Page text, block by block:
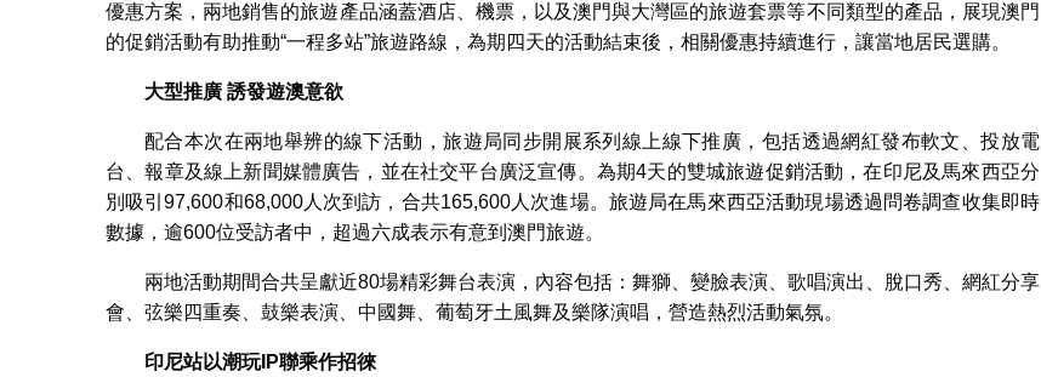
優惠方案，兩地銷售的旅遊產品涵蓋酒店、機票，以及澳門與大灣區的旅遊套票等不同類型的產品，展現澳門
的促銷活動有助推動“一程多站”旅遊路線，為期四天的活動結束後，相關優惠持續進行，讓當地居民選購。
大型推廣 誘發遊澳意欲
配合本次在兩地舉辨的線下活動，旅遊局同步開展系列線上線下推廣，包括透過網紅發布軟文、投放電
台、報章及線上新聞媒體廣告，並在社交平台廣泛宣傳。為期4天的雙城旅遊促銷活動，在印尼及馬來西亞分
別吸引97,600和68,000人次到訪，合共165,600人次進場。旅遊局在馬來西亞活動現場透過問卷調查收集即時
數據，逾600位受訪者中，超過六成表示有意到澳門旅遊。
兩地活動期間合共呈獻近80場精彩舞台表演，內容包括：舞獅、變臉表演、歌唱演出、脫口秀、網紅分享
會、弦樂四重奏、鼓樂表演、中國舞、葡萄牙土風舞及樂隊演唱，營造熱烈活動氣氛。
印尼站以潮玩IP聯乘作招徠